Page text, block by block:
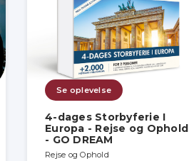
Se oplevelse
4-dages Storbyferie I
Europa - Rejse og Ophold
- GO DREAM
Rejse og Ophold